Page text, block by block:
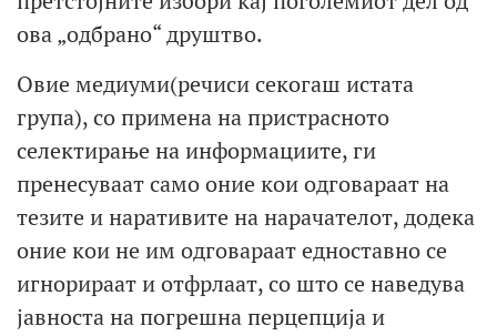
ова „одбрано“ друштво.
Овие медиуми(речиси секогаш истата
група), со примена на пристрасното
селектирање на информациите, ги
пренесуваат само оние кои одговараат на
тезите и наративите на нарачателот, додека
оние кои не им одговараат едноставно се
игнорираат и отфрлаат, со што се наведува
јавноста на погрешна перцепција и